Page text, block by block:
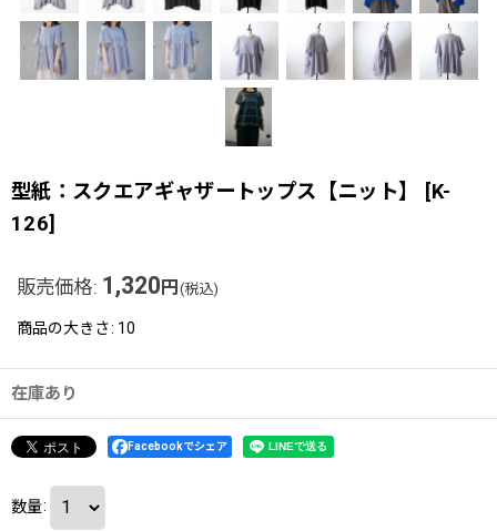
型紙：スクエアギャザートップス【ニット】 [K-
126]
販売価格: 1,320 円 (税込)
商品の大きさ: 10
在庫あり
Facebookでシェア
数量: